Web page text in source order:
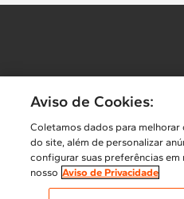
Prato giratório
Grill
Copyright Whirlpool @ 2017 todos
CNPJ: 59.105.999/0001-86.
Jardim Santa Emília, São Paulo/ SP,
Inscrição Municipal: 2.158.329-3.
Aviso de Cookies:
Coletamos dados para melhorar
do site, além de personalizar
configurar suas preferências
nosso Aviso de Privacidade